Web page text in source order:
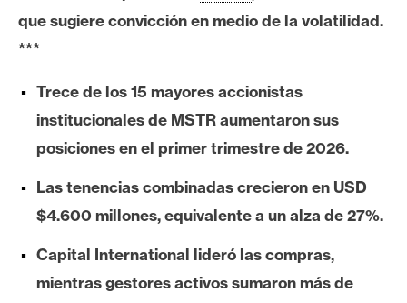
h
e
r
e
u
m
I
A
que sugiere convicción en medio de la volatilidad.
***
Trece de los 15 mayores accionistas
institucionales de MSTR aumentaron sus
posiciones en el primer trimestre de 2026.
Las tenencias combinadas crecieron en USD
$4.600 millones, equivalente a un alza de 27%.
Capital International lideró las compras,
mientras gestores activos sumaron más de